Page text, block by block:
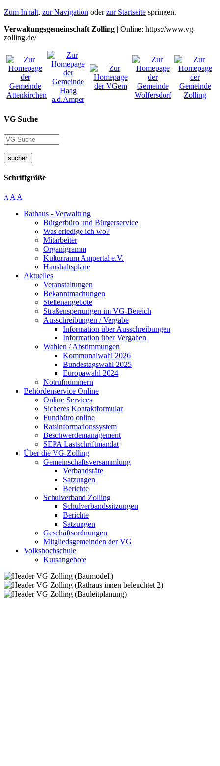
Zum Inhalt, zur Navigation oderzur Startseite springen.
Verwaltungsgemeinschaft Zolling | Online: https://www.vg-
zolling.de/
VG Suche
suchen
Schriftgröße
A A A
Rathaus - Verwaltung
Bürgerbüro und Bürgerservice
Was erledige ich wo?
Mitarbeiter
Organigramm
Kulturraum Ampertal e.V.
Haushaltspläne
Aktuelles
Veranstaltungen
Bekanntmachungen
Stellenangebote
Straßensperrungen im VG-Bereich
Ausschreibungen / Vergabe
Information über Ausschreibungen
Information über Vergaben
Wahlen / Abstimmungen
Kommunalwahl 2026
Bundestagswahl 2025
Europawahl 2024
Notrufnummern
Behördenservice Online
Online Services
Sicheres Kontaktformular
Fundbüro online
Ratsinformationssystem
Beschwerdemanagement
SEPA Lastschriftmandat
Über die VG-Zolling
Gemeinschaftsversammlung
Verbandsräte
Satzungen
Berichte
Schulverband Zolling
Schulverbandssitzungen
Berichte
Satzungen
Geschäftsordnungen
Mitgliedsgemeinden der VG
Volkshochschule
Kursangebote